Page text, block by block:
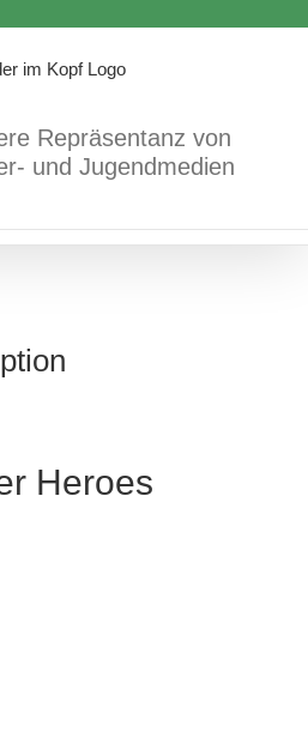
Repräsentanz von
und Jugendmedien
Heroes